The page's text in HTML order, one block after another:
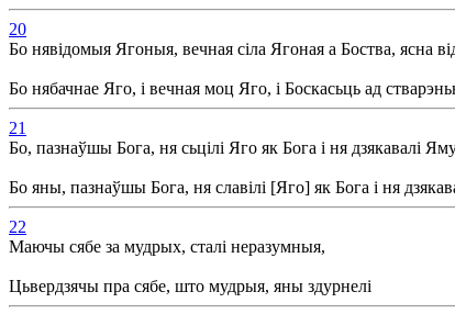
20
Бо нявідомыя Ягоныя, вечная сіла Ягоная а Боства, ясна
Бо нябачнае Яго, і вечная моц Яго, і Боскасьць ад
21
Бо, пазнаўшы Бога, ня сьцілі Яго як Бога і ня дзякавалі
Бо яны, пазнаўшы Бога, ня славілі [Яго] як Бога і ня
22
Маючы сябе за мудрых, сталі неразумныя,
Цьвердзячы пра сябе, што мудрыя, яны здурнелі